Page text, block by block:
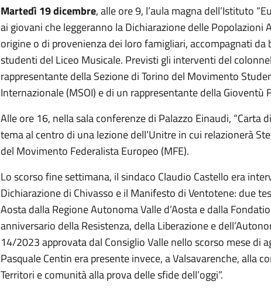
Martedì 19 dicembre, alle ore 9, l’aula magna dell’Istituto
ai giovani che leggeranno la Dichiarazione delle Popolazioni
origine o di provenienza dei loro famigliari, accompagnati
studenti del Liceo Musicale. Previsti gli interventi del
rappresentante della Sezione di Torino del Movimento
Internazionale (MSOI) e di un rappresentante della Gioventù
Alle ore 16, nella sala conferenze di Palazzo Einaudi, “Carta
tema al centro di una lezione dell’Unitre in cui relazionerà
del Movimento Federalista Europeo (MFE).
Lo scorso fine settimana, il sindaco Claudio Castello era
Dichiarazione di Chivasso e il Manifesto di Ventotene: due
Aosta dalla Regione Autonoma Valle d’Aosta e dalla
anniversario della Resistenza, della Liberazione e
14/2023 approvata dal Consiglio Valle nello scorso mese di
Pasquale Centin era presente invece, a Valsavarenche, alla
Territori e comunità alla prova delle sfide dell’oggi”.